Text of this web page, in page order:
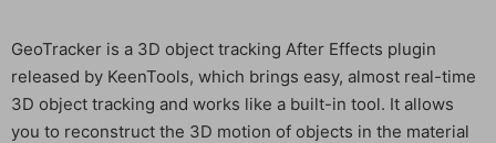
GeoTracker is a 3D object tracking After Effects plugin
released by KeenTools, which brings easy, almost real-time
3D object tracking and works like a built-in tool. It allows
you to reconstruct the 3D motion of objects in the material